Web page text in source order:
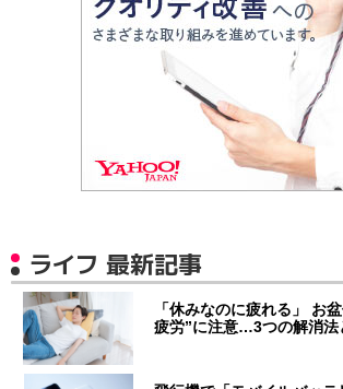
ライフ 最新記事
「休みなのに疲れる」 お
疲労”に注意…3つの解消法